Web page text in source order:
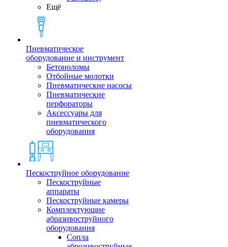
Ещё
Пневматическое
оборудование и инструмент
Бетоноломы
Отбойные молотки
Пневматические насосы
Пневматические
перфораторы
Аксессуары для
пневматического
оборудования
Пескоструйное оборудование
Пескоструйные
аппараты
Пескоструйные камеры
Комплектующие
абразивоструйного
оборудования
Сопла